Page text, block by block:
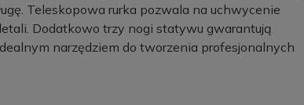
Teleskopowa rurka pozwala na uchwycenie
Dodatkowo trzy nogi statywu gwarantują
narzędziem do tworzenia profesjonalnych